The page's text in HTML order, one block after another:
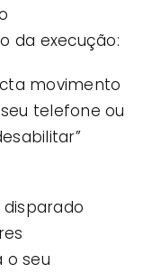
da execução:
movimento
telefone ou
disparado
o seu